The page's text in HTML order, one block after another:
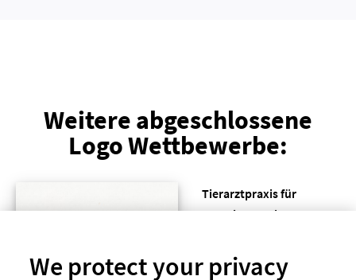
Weitere abgeschlossene
Logo Wettbewerbe:
Tierarztpraxis für
Nutztiere sucht
Design
We protect your privacy